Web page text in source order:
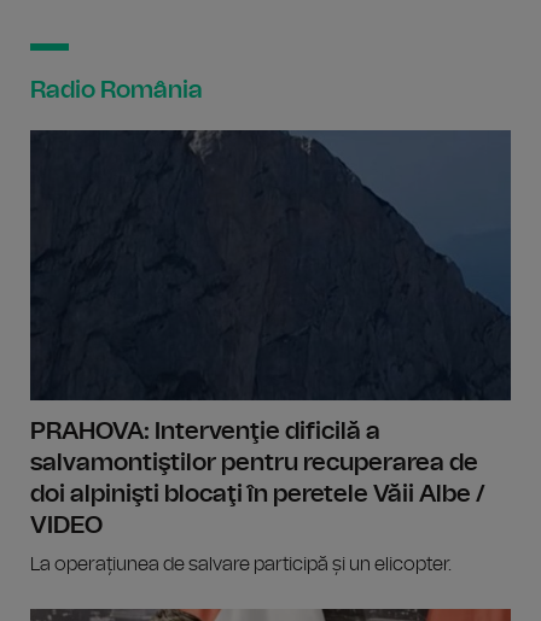
Radio România
PRAHOVA: Intervenţie dificilă a
salvamontiştilor pentru recuperarea de
doi alpinişti blocaţi în peretele Văii Albe /
VIDEO
La operațiunea de salvare participă și un elicopter.